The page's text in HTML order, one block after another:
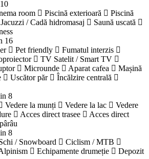
room Piscină exterioară
Piscină
Jacuzzi / Cadă hidromasaj
Saună uscată
16
Pet friendly
Fumatul interzis
TV Satelit / Smart TV
Microunde Aparat cafea
Mașină
Uscător păr
Încălzire centrală
8
Vedere la munți Vedere la lac
Vedere
Acces direct trasee
Acces direct
8
/ Snowboard
Ciclism / MTB
Echipamente drumeție
Depozit